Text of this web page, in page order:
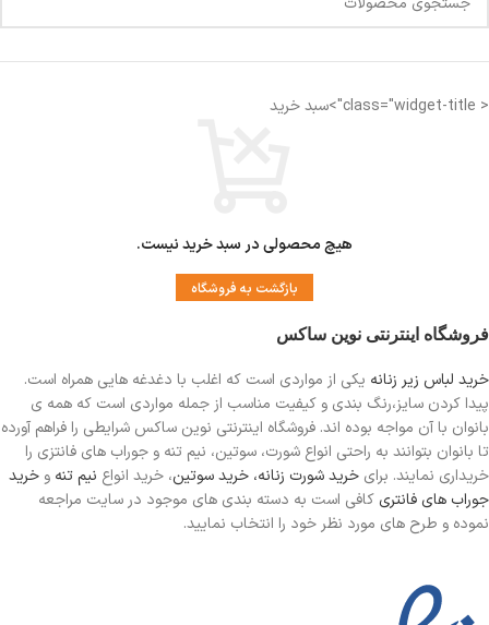
< class="widget-title">سبد خرید
هیچ محصولی در سبد خرید نیست.
بازگشت به فروشگاه
فروشگاه اینترنتی نوین ساکس
خرید لباس زیر زنانه یکی از مواردی است که اغلب با دغدغه هایی همراه است.
پیدا کردن سایز،رنگ بندی و کیفیت مناسب از جمله مواردی است که همه ی
بانوان با آن مواجه بوده اند. فروشگاه اینترنتی نوین ساکس شرایطی را فراهم آورده
تا بانوان بتوانند به راحتی انواع شورت، سوتین، نیم تنه و جوراب های فانتزی را
خریداری نمایند. برای خرید شورت زنانه، خرید سوتین، خرید انواع نیم تنه و خرید
جوراب های فانتری کافی است به دسته بندی های موجود در سایت مراجعه
نموده و طرح های مورد نظر خود را انتخاب نمایید.